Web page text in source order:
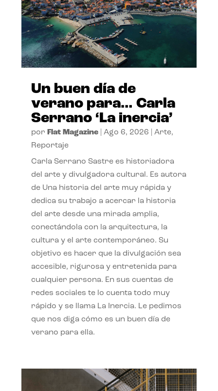
Un buen día de
verano para… Carla
Serrano ‘La inercia’
por Flat Magazine| Ago 6, 2026 Arte,
Reportaje
Carla Serrano Sastre es historiadora
del arte y divulgadora cultural. Es autora
de Una historia del arte muy rápida y
dedica su trabajo a acercar la historia
del arte desde una mirada amplia,
conectándola con la arquitectura, la
cultura y el arte contemporáneo. Su
objetivo es hacer que la divulgación sea
accesible, rigurosa y entretenida para
cualquier persona. En sus cuentas de
redes sociales te lo cuenta todo muy
rápido y se llama La Inercia. Le pedimos
que nos diga cómo es un buen día de
verano para ella.